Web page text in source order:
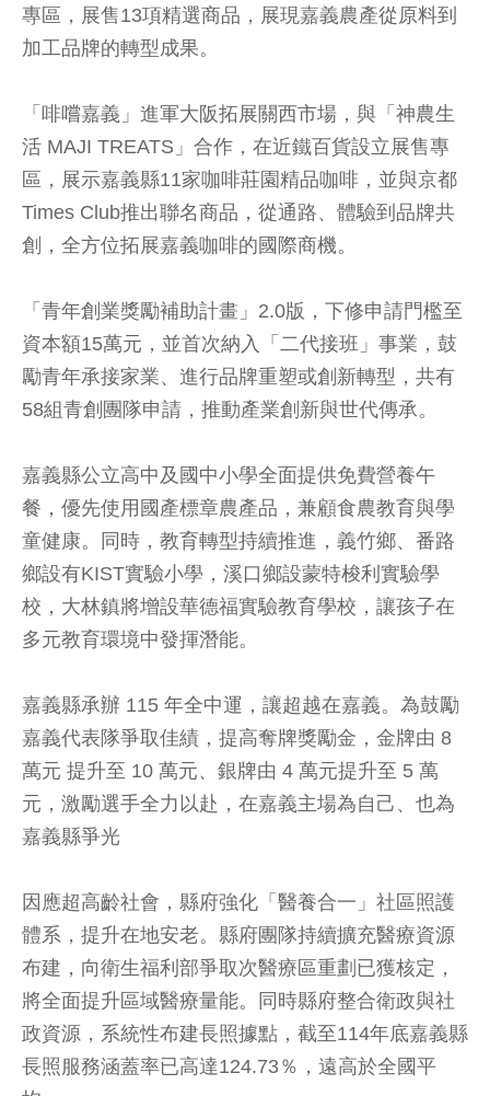
專區，展售13項精選商品，展現嘉義農產從原料到
加工品牌的轉型成果。
「啡嚐嘉義」進軍大阪拓展關西市場，與「神農生
活 MAJI TREATS」合作，在近鐵百貨設立展售專
區，展示嘉義縣11家咖啡莊園精品咖啡，並與京都
Times Club推出聯名商品，從通路、體驗到品牌共
創，全方位拓展嘉義咖啡的國際商機。
「青年創業獎勵補助計畫」2.0版，下修申請門檻至
資本額15萬元，並首次納入「二代接班」事業，鼓
勵青年承接家業、進行品牌重塑或創新轉型，共有
58組青創團隊申請，推動產業創新與世代傳承。
嘉義縣公立高中及國中小學全面提供免費營養午
餐，優先使用國產標章農產品，兼顧食農教育與學
童健康。同時，教育轉型持續推進，義竹鄉、番路
鄉設有KIST實驗小學，溪口鄉設蒙特梭利實驗學
校，大林鎮將增設華德福實驗教育學校，讓孩子在
多元教育環境中發揮潛能。
嘉義縣承辦 115 年全中運，讓超越在嘉義。為鼓勵
嘉義代表隊爭取佳績，提高奪牌獎勵金，金牌由 8
萬元 提升至 10 萬元、銀牌由 4 萬元提升至 5 萬
元，激勵選手全力以赴，在嘉義主場為自己、也為
嘉義縣爭光
因應超高齡社會，縣府強化「醫養合一」社區照護
體系，提升在地安老。縣府團隊持續擴充醫療資源
布建，向衛生福利部爭取次醫療區重劃已獲核定，
將全面提升區域醫療量能。同時縣府整合衛政與社
政資源，系統性布建長照據點，截至114年底嘉義縣
長照服務涵蓋率已高達124.73％，遠高於全國平